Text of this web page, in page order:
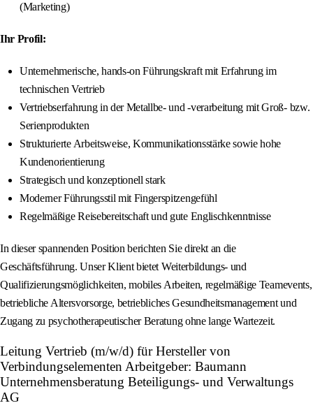
(Marketing)
Ihr Profil:
Unternehmerische, hands-on Führungskraft mit Erfahrung im
technischen Vertrieb
Vertriebserfahrung in der Metallbe- und -verarbeitung mit Groß- bzw.
Serienprodukten
Strukturierte Arbeitsweise, Kommunikationsstärke sowie hohe
Kundenorientierung
Strategisch und konzeptionell stark
Moderner Führungsstil mit Fingerspitzengefühl
Regelmäßige Reisebereitschaft und gute Englischkenntnisse
In dieser spannenden Position berichten Sie direkt an die
Geschäftsführung. Unser Klient bietet Weiterbildungs- und
Qualifizierungsmöglichkeiten, mobiles Arbeiten, regelmäßige Teamevents,
betriebliche Altersvorsorge, betriebliches Gesundheitsmanagement und
Zugang zu psychotherapeutischer Beratung ohne lange Wartezeit.
Leitung Vertrieb (m/w/d) für Hersteller von
Verbindungselementen Arbeitgeber: Baumann
Unternehmensberatung Beteiligungs- und Verwaltungs
AG